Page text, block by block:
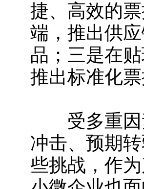
捷、高效的
端，推出供
品；三是在
推出标准化票
受多重因
冲击、预期
些挑战，作